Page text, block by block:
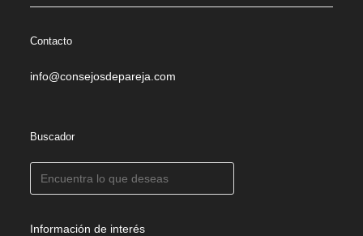
Contacto
info@consejosdepareja.com
Buscador
Información de interés